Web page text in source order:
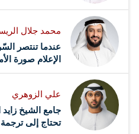
قوات التحالف العربي بقيادة
محمد جلال
عندما تنتصر
الإعلام صورة
علي الزوهري
جامع الشيخ زايد
تحتاج إلى ترجمة